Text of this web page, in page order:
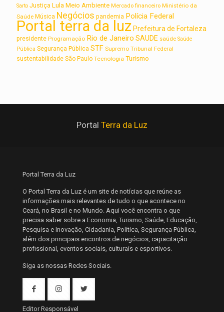
Sarto Justiça Lula Meio Ambiente Mercado financeiro Ministério da
Saúde Música Negócios pandemia Polícia Federal
Portal terra da luz Prefeitura de Fortaleza
presidente Programação Rio de Janeiro SAUDE saúde Saúde
Pública Segurança Pública STF Supremo Tribunal Federal
sustentabilidade São Paulo Tecnologia Turismo
Portal Terra da Luz
Portal Terra da Luz
O Portal Terra da Luz é um site de notícias que reúne as
informações mais relevantes de tudo o que acontece no
Ceará, no Brasil e no Mundo. Aqui você encontra o que
precisa saber sobre a Economia, Turismo, Saúde, Educação,
Pesquisa e Inovação, Cidadania, Política, Segurança Pública,
além dos principais encontros de negócios, capacitação
profissional, eventos sociais, culturais e esportivos.
Siga as nossas Redes Sociais.
Editor Responsável